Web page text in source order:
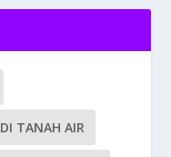
DI TANAH AIR